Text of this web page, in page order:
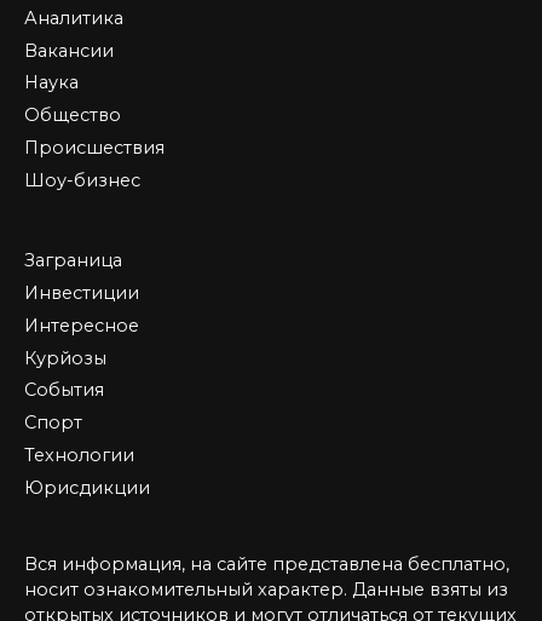
Аналитика
Вакансии
Наука
Общество
Происшествия
Шоу-бизнес
Заграница
Инвестиции
Интересное
Курйозы
События
Спорт
Технологии
Юрисдикции
Вся информация, на сайте представлена бесплатно,
носит ознакомительный характер. Данные взяты из
открытых источников и могут отличаться от текущих